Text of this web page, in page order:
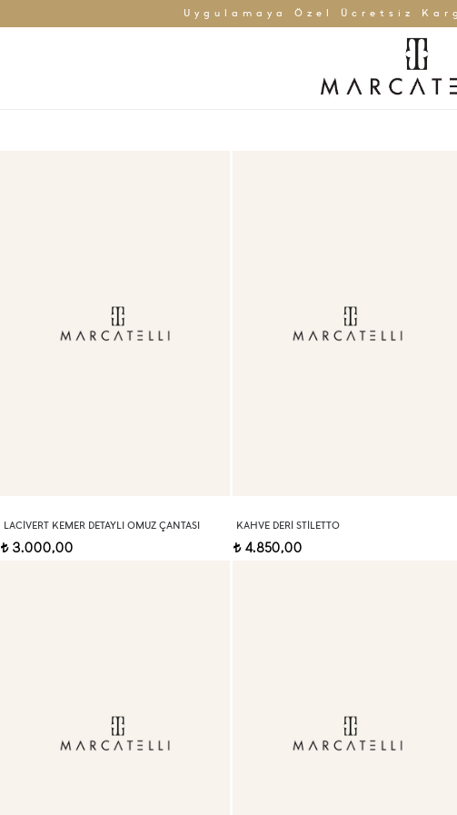
Uygulamaya Özel Ücretsiz
LACIVERT KEMER DETAYLI OMUZ ÇANTASI
t3.000,00
KAHVE DERI STILETTO
t4.850,00